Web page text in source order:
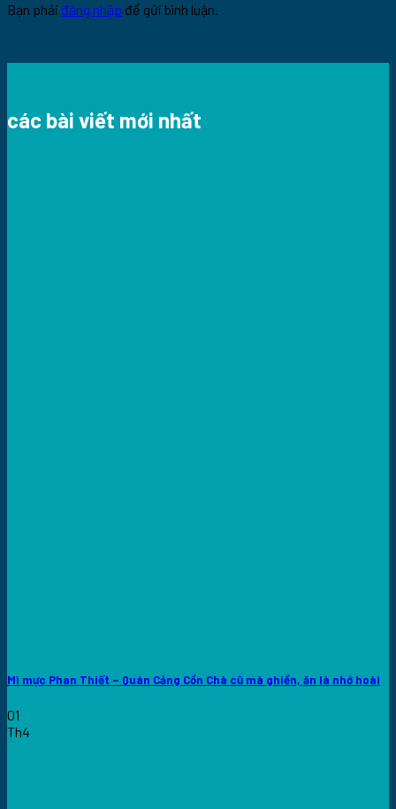
Bạn phải đăng nhập để gửi bình luận.
các bài viết mới nhất
Mì mực Phan Thiết – Quán Cảng Cồn Chà cũ mà ghiền, ăn là nhớ hoài
01
Th4